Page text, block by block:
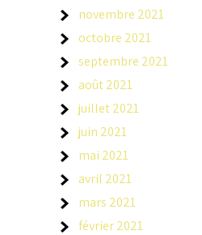
novembre 2021
octobre 2021
septembre 2021
août 2021
juillet 2021
juin 2021
mai 2021
avril 2021
mars 2021
février 2021